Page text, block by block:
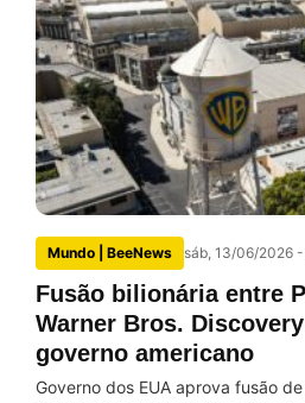
Mundo | BeeNews sáb, 13/06/2026
Fusão bilionária entre
Warner Bros.
governo americano
Governo dos EUA aprova fusão